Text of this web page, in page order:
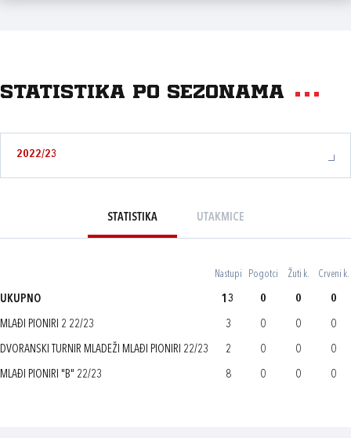
Statistika po sezonama
2022/23
STATISTIKA UTAKMICE
Nastupi Pogotci Žuti k. Crveni k.
UKUPNO 13 0 0 0
MLAĐI PIONIRI 2 22/23 3 0 0 0
DVORANSKI TURNIR MLADEŽI MLAĐI PIONIRI 22/23 2 0 0 0
MLAĐI PIONIRI "B" 22/23 8 0 0 0